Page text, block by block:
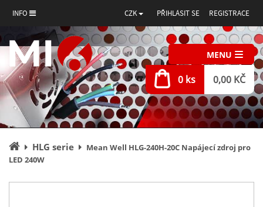
INFO CZK PŘIHLÁSIT SE REGISTRACE
MENU
0 ks 0,00 KČ
Úvodní
stránka
HLG serie
Mean Well HLG-240H-20C Napájecí zdroj pro
LED 240W